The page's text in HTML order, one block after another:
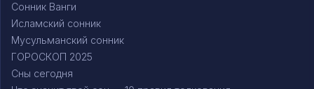
Сонник Ванги
Исламский сонник
Мусульманский сонник
ГОРОСКОП 2025
Сны сегодня